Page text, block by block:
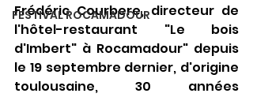
FESTIVAL ROCAMADOUR
Frédéric Courbere, directeur de
l'hôtel-restaurant "Le bois
d'Imbert" à Rocamadour" depuis
le 19 septembre dernier, d'origine
toulousaine, 30 années